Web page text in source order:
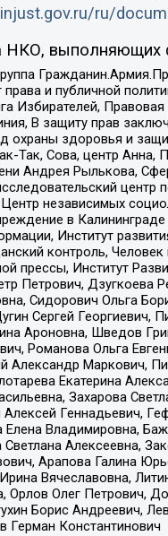
ru/
НКО, выполняющих
права и публичной
Избирателей,
В защиту прав
охраны здоровья и
Так, Сова, центр
Андрея Рылькова,
независимых
в
Институт
контроль,
прессы, Институт
Петрович, Дзугкоева
Сидорович Ольга
Сергей Георгиевич,
Ароновна, Шведов
Романова Ольга
Александр Маркович,
Екатерина
Захарова
Геннадьевич,
Елена Владимировна,
Светлана Алексеевна,
Арапова Галина
Вячеславовна,
Орлов Олег Петрович,
Борис Андреевич,
Герман Константинович